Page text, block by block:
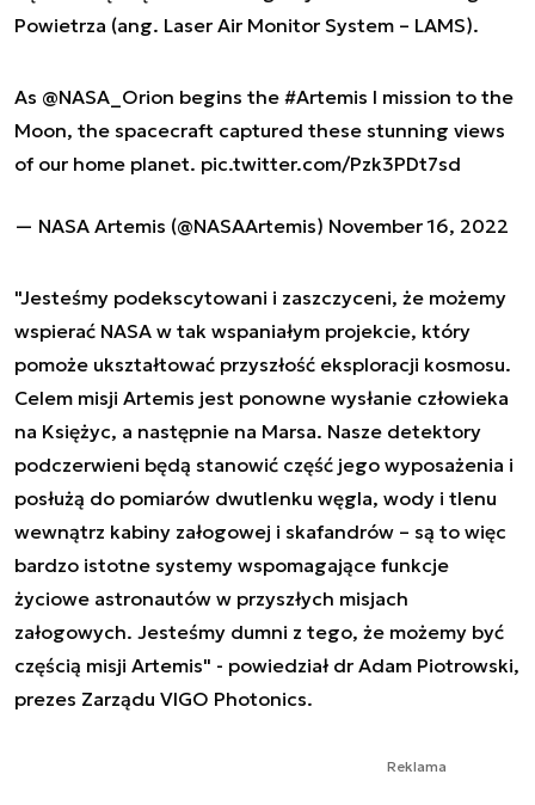
Powietrza (ang. Laser Air Monitor System – LAMS).
As @NASA_Orion begins the #Artemis I mission to the
Moon, the spacecraft captured these stunning views
of our home planet. pic.twitter.com/Pzk3PDt7sd
— NASA Artemis (@NASAArtemis) November 16, 2022
"Jesteśmy podekscytowani i zaszczyceni, że możemy
wspierać NASA w tak wspaniałym projekcie, który
pomoże ukształtować przyszłość eksploracji kosmosu.
Celem misji Artemis jest ponowne wysłanie człowieka
na Księżyc, a następnie na Marsa. Nasze detektory
podczerwieni będą stanowić część jego wyposażenia i
posłużą do pomiarów dwutlenku węgla, wody i tlenu
wewnątrz kabiny załogowej i skafandrów – są to więc
bardzo istotne systemy wspomagające funkcje
życiowe astronautów w przyszłych misjach
załogowych. Jesteśmy dumni z tego, że możemy być
częścią misji Artemis" - powiedział dr Adam Piotrowski,
prezes Zarządu VIGO Photonics.
Reklama